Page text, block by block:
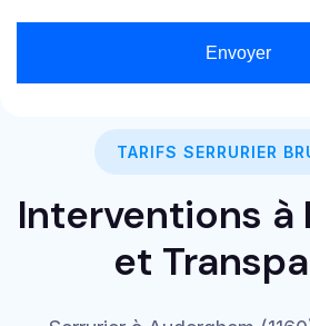
Envoyer
TARIFS SERRURIER
Interventions à
et